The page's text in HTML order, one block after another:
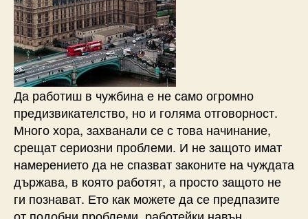
Да работиш в чужбина е не само огромно
предизвикателство, но и голяма отговорност.
Много хора, захванали се с това начинание,
срещат сериозни проблеми. И не защото имат
намерението да не спазват законите на чуждата
държава, в която работят, а просто защото не
ги познават. Ето как можете да се предпазите
от подобни проблеми, работейки навън.